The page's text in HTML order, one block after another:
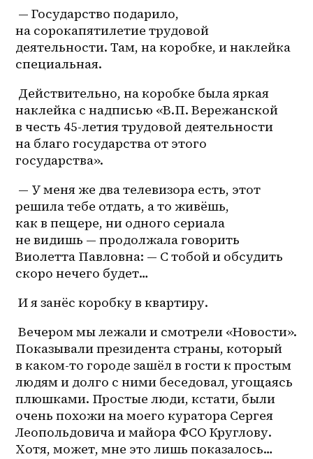
— Государство подарило,
на сорокапятилетие трудовой
деятельности. Там, на коробке, и наклейка
специальная.
наклейка с надписью «В.П. Вережанской
в честь 45-летия трудовой деятельности
на благо государства от этого
государства».
— У меня же два телевизора есть, этот
решила тебе отдать, а то живёшь,
как в пещере, ни одного сериала
не видишь — продолжала говорить
Виолетта Павловна: — С тобой и обсудить
скоро нечего будет…
И я занёс коробку в квартиру.
Вечером мы лежали и смотрели «Новости».
Показывали президента страны, который
в каком-то городе зашёл в гости к простым
людям и долго с ними беседовал, угощаясь
плюшками. Простые люди, кстати, были
очень похожи на моего куратора Сергея
Леопольдовича и майора ФСО Круглову.
Хотя, может, мне это лишь показалось…